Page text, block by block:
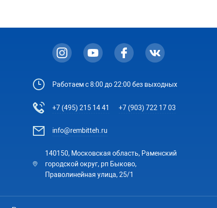
Работаем с 8:00 до 22:00 без выходных
+7 (495) 215 14 41 +7 (903) 722 17 03
info@rembitteh.ru
140150, Московская область, Раменский
городской округ, рп Быково,
Праволинейная улица, 25/1